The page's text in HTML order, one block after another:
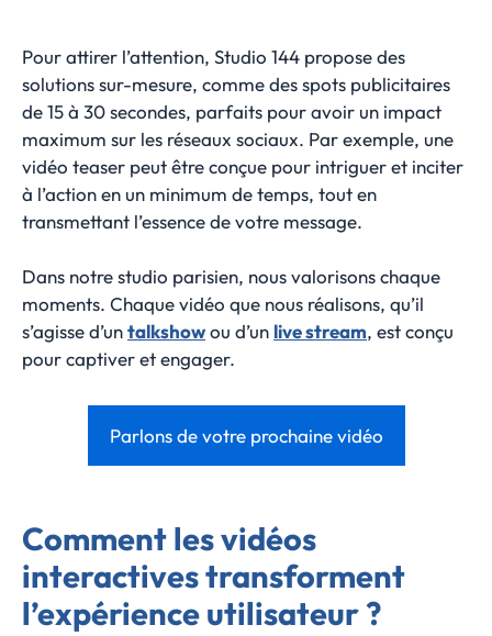
Pour attirer l’attention, Studio 144 propose des
solutions sur-mesure, comme des spots publicitaires
de 15 à 30 secondes, parfaits pour avoir un impact
maximum sur les réseaux sociaux. Par exemple, une
vidéo teaser peut être conçue pour intriguer et inciter
à l’action en un minimum de temps, tout en
transmettant l’essence de votre message.
Dans notre studio parisien, nous valorisons chaque
moments. Chaque vidéo que nous réalisons, qu’il
s’agisse d’untalkshowou d’un live stream, est conçu
pour captiver et engager.
Parlons de votre prochaine vidéo
Comment les vidéos
interactives transforment
l’expérience utilisateur ?